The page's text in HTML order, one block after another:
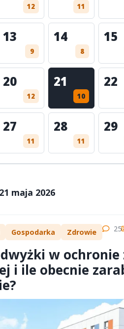
12 11
13
9
14
8
15
20
12
21
10
22
27
11
28
11
29
maja 2026
Gospodarka Zdrowie 25
w
i ile obecnie